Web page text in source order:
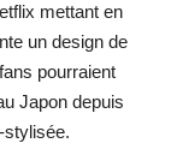
mettant en
un design de
pourraient
Japon depuis
stylisée.